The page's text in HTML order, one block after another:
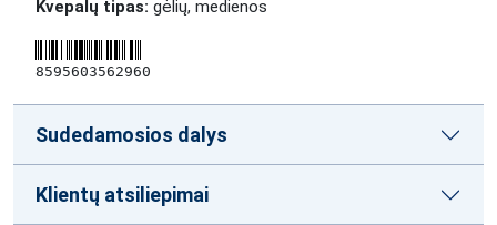
Kvepalų tipas: gėlių, medienos
8595603562960
Sudedamosios dalys
Klientų atsiliepimai